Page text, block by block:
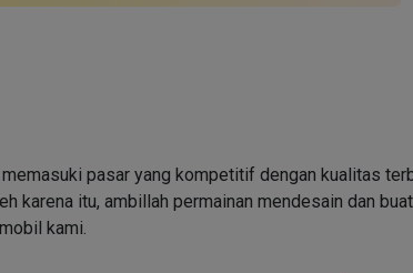
pasar yang kompetitif dengan kualitas
karena itu, ambillah permainan mendesain dan
kami.